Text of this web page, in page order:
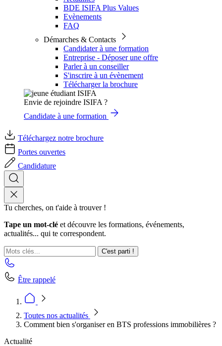
BDE ISIFA Plus Values
Evènements
FAQ
Démarches & Contacts
Candidater à une formation
Entreprise - Déposer une offre
Parler à un conseiller
S'inscrire à un évènement
Télécharger la brochure
Envie de rejoindre ISIFA ?
Candidate à une formation
Téléchargez notre brochure
Portes ouvertes
Candidature
Tu cherches, on t'aide à trouver !
Tape un mot-clé et découvre les formations, événements,
actualités... qui te correspondent.
C'est parti !
Être rappelé
Toutes nos actualités
Comment bien s'organiser en BTS professions immobilières ?
Actualité